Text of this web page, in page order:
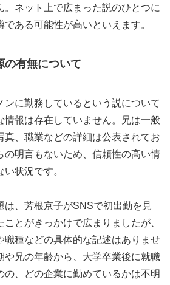
。ネット上で広まった説のひとつに
ある可能性が高いといえます。
の有無について
ンに勤務しているという説について
情報は存在していません。兄は一般
真、職業などの詳細は公表されてお
の明言もないため、信頼性の高い情
状況です。
は、芳根京子がSNSで初出勤を見
とがきっかけで広まりましたが、
職種などの具体的な記述はありませ
や兄の年齢から、大学卒業後に就職
の、どの企業に勤めているかは不明